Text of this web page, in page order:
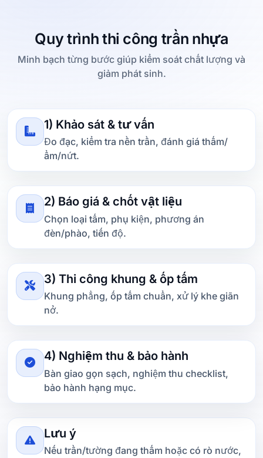
Quy trình thi công trần nhựa
Minh bạch từng bước giúp kiểm soát chất lượng và
giảm phát sinh.
1) Khảo sát & tư vấn
Đo đạc, kiểm tra nền trần, đánh giá thấm/
ẩm/nứt.
2) Báo giá & chốt vật liệu
Chọn loại tấm, phụ kiện, phương án
đèn/phào, tiến độ.
3) Thi công khung & ốp tấm
Khung phẳng, ốp tấm chuẩn, xử lý khe giãn
nở.
4) Nghiệm thu & bảo hành
Bàn giao gọn sạch, nghiệm thu checklist,
bảo hành hạng mục.
Lưu ý
Nếu trần/tường đang thấm hoặc có rò nước,